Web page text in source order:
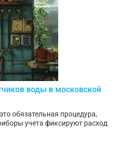
воды в московской
обязательная процедура,
учета фиксируют расход